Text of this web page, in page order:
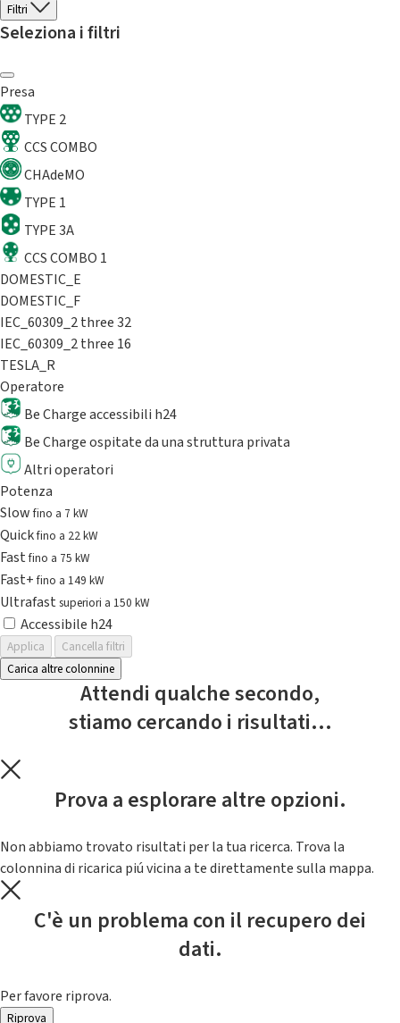
Filtri
Seleziona i filtri
Presa
TYPE 2
CCS COMBO
CHAdeMO
TYPE 1
TYPE 3A
CCS COMBO 1
DOMESTIC_E
DOMESTIC_F
IEC_60309_2 three 32
IEC_60309_2 three 16
TESLA_R
Operatore
Be Charge accessibili h24
Be Charge ospitate da una struttura privata
Altri operatori
Potenza
Slowfino a 7 kW
Quickfino a 22 kW
Fastfino a 75 kW
Fast+fino a 149 kW
Ultrafast superiori a 150 kW
Accessibile h24
Applica
Cancella filtri
Carica altre colonnine
Attendi qualche secondo,
stiamo cercando i risultati...
Prova a esplorare altre opzioni.
Non abbiamo trovato risultati per la tua ricerca. Trova la
colonnina di ricarica piú vicina a te direttamente sulla mappa.
C'è un problema con il recupero dei
dati.
Per favore riprova.
Riprova